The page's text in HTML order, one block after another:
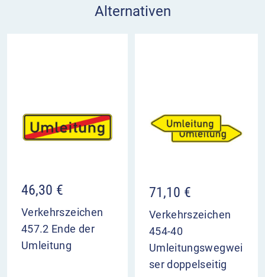
Alternativen
46,30 €
Verkehrszeichen
457.2 Ende der
Umleitung
71,10 €
Verkehrszeichen
454-40
Umleitungswegwei
ser doppelseitig